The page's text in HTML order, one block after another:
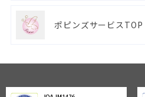
ポピンズサービスTOP